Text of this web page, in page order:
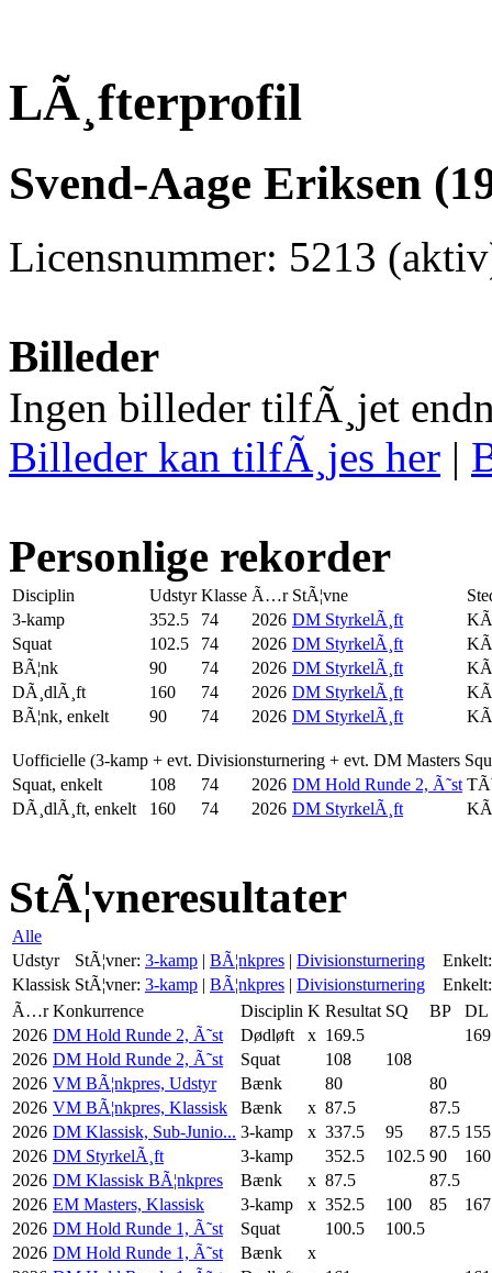
LÃ¸fterprofil
Svend-Aage Eriksen
Licensnummer: 5213
Billeder
Ingen billeder tilfÃ¸jet
Billeder kan tilfÃ¸jes her |
Personlige rekorder
Disciplin Udstyr Klasse Ã…r StÃ¦vne
3-kamp
352.5 74 2026 DM StyrkelÃ¸ft
Squat
102.5 74 2026 DM StyrkelÃ¸ft
BÃ¦nk
90 74 2026 DM StyrkelÃ¸ft
DÃ¸dlÃ¸ft
160 74 2026 DM StyrkelÃ¸ft
BÃ¦nk, enkelt
90 74 2026 DM StyrkelÃ¸ft
Uofficielle (3-kamp + evt. Divisionsturnering + evt. DM Masters
Squat, enkelt
108 74 2026 DM Hold Runde 2, Ã˜st
DÃ¸dlÃ¸ft, enkelt
160 74 2026 DM StyrkelÃ¸ft
StÃ¦vneresultater
Alle
Udstyr
StÃ¦vner: 3-kamp | BÃ¦nkpres | Divisionsturnering
Enkelt:
Klassisk StÃ¦vner: 3-kamp | BÃ¦nkpres | Divisionsturnering
Enkelt:
Ã…r Konkurrence Disciplin K Resultat SQ BP
DL
2026 DM Hold Runde 2, Ã˜st Dødløft x 169.5
2026 DM Hold Runde 2, Ã˜st Squat 108
108
2026 VM BÃ¦nkpres, Udstyr Bænk 80
80
2026 VM BÃ¦nkpres, Klassisk Bænk x 87.5
87.5
2026 DM Klassisk, Sub-Junio... 3-kamp x 337.5 95 87.5 155
2026 DM StyrkelÃ¸ft 3-kamp 352.5 102.5 90
160
2026 DM Klassisk BÃ¦nkpres Bænk x 87.5
87.5
2026 EM Masters, Klassisk 3-kamp x 352.5 100 85
2026 DM Hold Runde 1, Ã˜st Squat 100.5
100.5
2026 DM Hold Runde 1, Ã˜st Bænk
x